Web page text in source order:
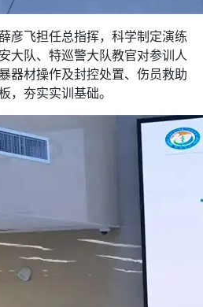
彦飞担任总指挥，科学制定演练
大队、特巡警大队教官对参训人
器材操作及封控处置、伤员救助
，夯实实训基础。